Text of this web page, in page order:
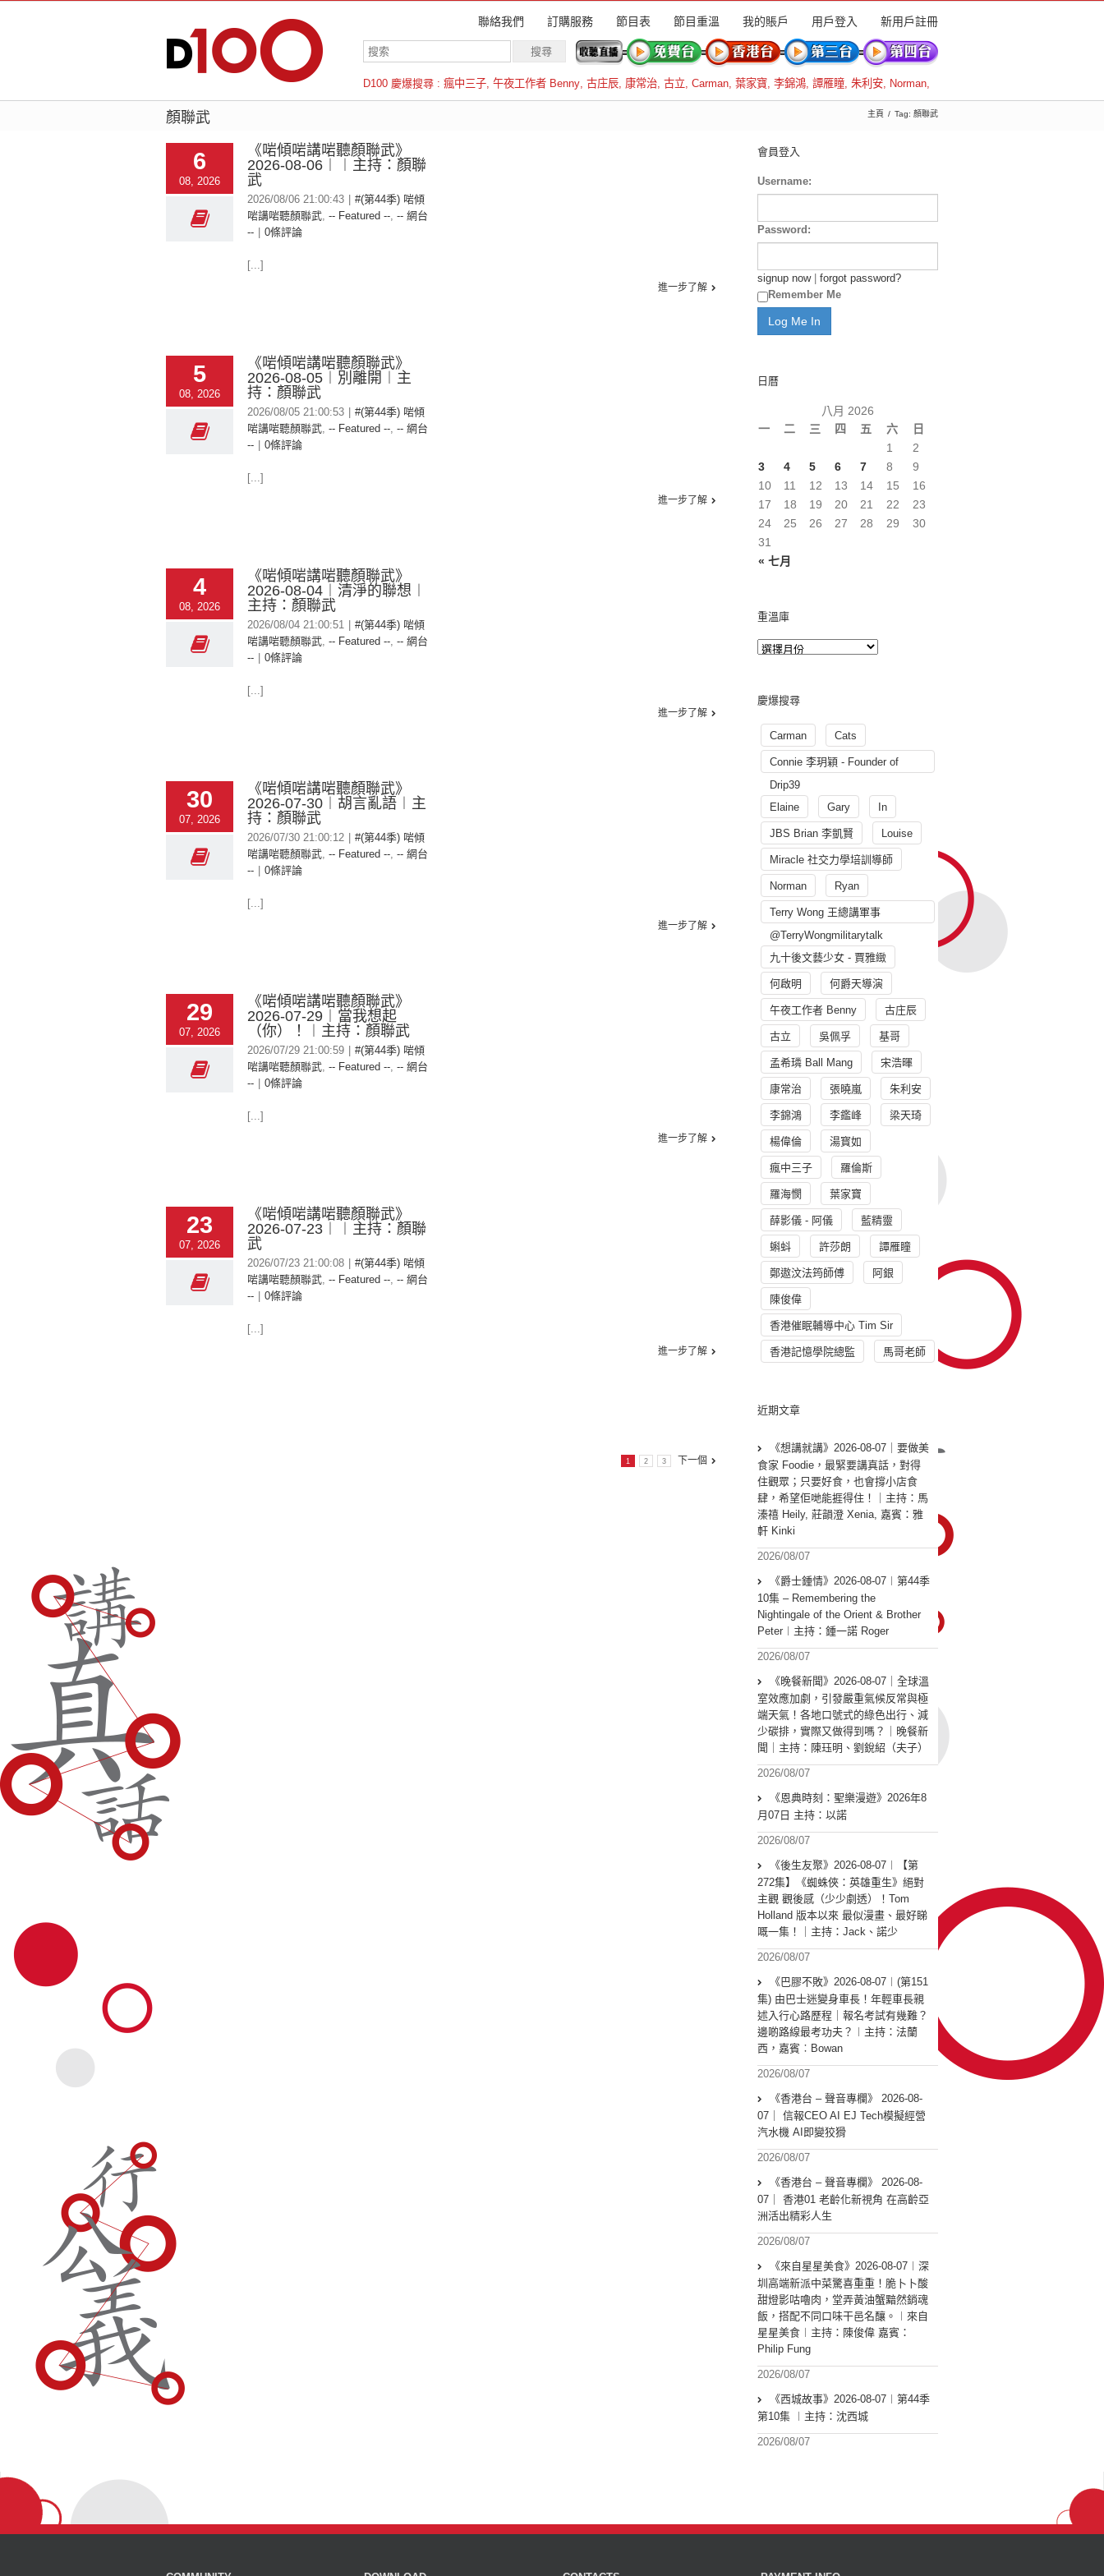
聯絡我們 訂購服務 節目表 節目重溫 我的賬戶 用戶登入 新用戶註冊
D100 慶爆搜尋 : 瘋中三子, 午夜工作者 Benny, 古庄辰, 康常治, 古立, Carman, 葉家寶, 李錦鴻, 譚雁瞳, 朱利安, Norman,
羅倫斯
顏聯武 主頁 Tag: 顏聯武
6
08, 2026
《啱傾啱講啱聽顏聯武》
2026-08-06︱︱主持：顏聯
武
2026/08/06 21:00:43
#(第44季) 啱傾
啱講啱聽顏聯武, -- Featured --, -- 網台
--
0條評論
[...]
進一步了解
5
08, 2026
《啱傾啱講啱聽顏聯武》
2026-08-05︱別離開︱主
持：顏聯武
2026/08/05 21:00:53
#(第44季) 啱傾
啱講啱聽顏聯武, -- Featured --, -- 網台
--
0條評論
[...]
進一步了解
4
08, 2026
《啱傾啱講啱聽顏聯武》
2026-08-04︱清淨的聯想︱
主持：顏聯武
2026/08/04 21:00:51
#(第44季) 啱傾
啱講啱聽顏聯武, -- Featured --, -- 網台
--
0條評論
[...]
進一步了解
30
07, 2026
《啱傾啱講啱聽顏聯武》
2026-07-30︱胡言亂語︱主
持：顏聯武
2026/07/30 21:00:12
#(第44季) 啱傾
啱講啱聽顏聯武, -- Featured --, -- 網台
--
0條評論
[...]
進一步了解
29
07, 2026
《啱傾啱講啱聽顏聯武》
2026-07-29︱當我想起
（你）！︱主持：顏聯武
2026/07/29 21:00:59
#(第44季) 啱傾
啱講啱聽顏聯武, -- Featured --, -- 網台
--
0條評論
[...]
進一步了解
23
07, 2026
《啱傾啱講啱聽顏聯武》
2026-07-23︱︱主持：顏聯
武
2026/07/23 21:00:08
#(第44季) 啱傾
啱講啱聽顏聯武, -- Featured --, -- 網台
--
0條評論
[...]
進一步了解
1 2 3 下一個
會員登入
Username:
Password:
signup now| forgot password?
Remember Me
日曆
八月 2026
一
二 三 四 五 六 日
« 七月
1
2
3
4 5 6 7 8
9
10
11 12 13 14 15
16
17
18 19 20 21 22
23
24
25 26 27 28 29
30
31
重溫庫
慶爆搜尋
Carman Cats
Connie 李玥穎 - Founder of
Drip39
Elaine
Gary In
JBS Brian 李凱賢 Louise
Miracle 社交力學培訓導師
Norman Ryan
Terry Wong 王總講軍事
@TerryWongmilitarytalk
九十後文藝少女 - 賈雅緻
何啟明 何爵天導演
午夜工作者 Benny 古庄辰
古立 吳佩孚 基哥
孟希璘 Ball Mang 宋浩暉
康常治 張曉嵐 朱利安
李錦鴻 李鑑峰 梁天琦
楊偉倫 湯寳如
瘋中三子 羅倫斯
羅海憫 葉家寶
薛影儀 - 阿儀 藍精靈
蝌蚪 許莎朗 譚雁瞳
鄭遨汶法筠師傅 阿銀
陳俊偉
香港催眠輔導中心 Tim Sir
香港記憶學院總監 馬哥老師
近期文章
《想講就講》2026-08-07｜要做美
食家 Foodie，最緊要講真話，對得
住觀眾；只要好食，也會撐小店食
肆，希望佢哋能捱得住！｜主持：馬
溱禧 Heily, 莊韻澄 Xenia, 嘉賓：雅
軒 Kinki
2026/08/07
《爵士鍾情》2026-08-07︱第44季
10集 – Remembering the
Nightingale of the Orient & Brother
Peter︱主持：鍾一諾 Roger
2026/08/07
《晚餐新聞》2026-08-07｜全球溫
室效應加劇，引發嚴重氣候反常與極
端天氣！各地口號式的綠色出行、減
少碳排，實際又做得到嗎？｜晚餐新
聞｜主持：陳珏明、劉銳紹（夫子）
2026/08/07
《恩典時刻：聖樂漫遊》2026年8
月07日 主持：以諾
2026/08/07
《後生友聚》2026-08-07︱【第
272集】《蜘蛛俠：英雄重生》絕對
主觀 觀後感（少少劇透）！Tom
Holland 版本以來 最似漫畫、最好睇
嘅一集！｜主持：Jack、諾少
2026/08/07
《巴膠不敗》2026-08-07︱(第151
集) 由巴士迷變身車長！年輕車長親
述入行心路歷程｜報名考試有幾難？
邊啲路線最考功夫？︱主持：法蘭
西，嘉賓︰Bowan
2026/08/07
《香港台 – 聲音專欄》 2026-08-
07｜ 信報CEO AI EJ Tech模擬經營
汽水機 AI即變狡猾
2026/08/07
《香港台 – 聲音專欄》 2026-08-
07｜ 香港01 老齡化新視角 在高齡亞
洲活出精彩人生
2026/08/07
《來自星星美食》2026-08-07︱深
圳高端新派中菜驚喜重重！脆卜卜酸
甜燈影咕嚕肉，堂弄黃油蟹黯然銷魂
飯，搭配不同口味干邑名釀。︱來自
星星美食︱主持：陳俊偉 嘉賓：
Philip Fung
2026/08/07
《西城故事》2026-08-07︱第44季
第10集 ︱主持：沈西城
2026/08/07